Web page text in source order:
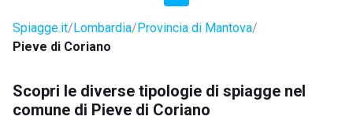
Spiagge.it Lombardia Provincia di Mantova
Pieve di Coriano
Scopri le diverse tipologie di spiagge nel
comune di Pieve di Coriano